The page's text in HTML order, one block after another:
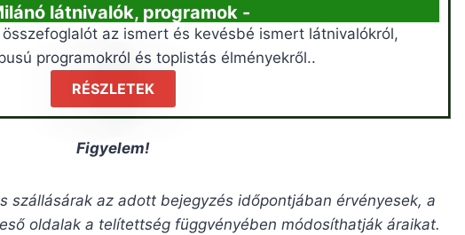
látnivalók, programok -
az ismert és kevésbé ismert látnivalókról,
programokról és toplistás élményekről..
RÉSZLETEK
Figyelem!
szállásárak az adott bejegyzés időpontjában érvényesek, a
oldalak a telítettség függvényében módosíthatják áraikat.